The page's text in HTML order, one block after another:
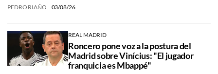
PEDRO RIAÑO 03/08/26
REAL MADRID
Roncero pone voz a la postura del
Madrid sobre Vinícius: "El jugador
franquicia es Mbappé"